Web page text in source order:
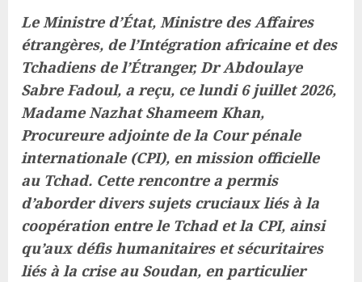
Le Ministre d’État, Ministre des Affaires
étrangères, de l’Intégration africaine et des
Tchadiens de l’Étranger, Dr Abdoulaye
Sabre Fadoul, a reçu, ce lundi 6 juillet 2026,
Madame Nazhat Shameem Khan,
Procureure adjointe de la Cour pénale
internationale (CPI), en mission officielle
au Tchad. Cette rencontre a permis
d’aborder divers sujets cruciaux liés à la
coopération entre le Tchad et la CPI, ainsi
qu’aux défis humanitaires et sécuritaires
liés à la crise au Soudan, en particulier